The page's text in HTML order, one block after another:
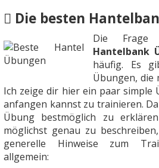
Die besten
Die
Hantelbank
häufig. Es
Übungen, die
Ich zeige dir hier ein paar simple
anfangen kannst zu trainieren.
Übung bestmöglich zu
möglichst genau zu
generelle Hinweise zum
allgemein: